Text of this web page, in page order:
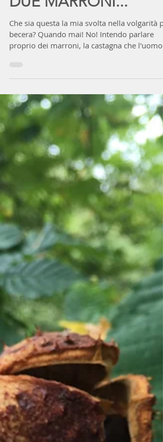
DUE MARRONI...
Che sia questa la mia svolta nella volgarità
becera? Quando mai! No! Intendo parlare